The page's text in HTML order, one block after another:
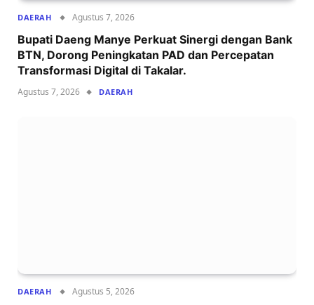
DAERAH Agustus 7, 2026
Bupati Daeng Manye Perkuat Sinergi dengan Bank
BTN, Dorong Peningkatan PAD dan Percepatan
Transformasi Digital di Takalar.
Agustus 7, 2026 DAERAH
DAERAH Agustus 5, 2026